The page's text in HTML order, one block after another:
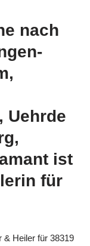
nach
Uehrde
ist
für
& Heiler für 38319